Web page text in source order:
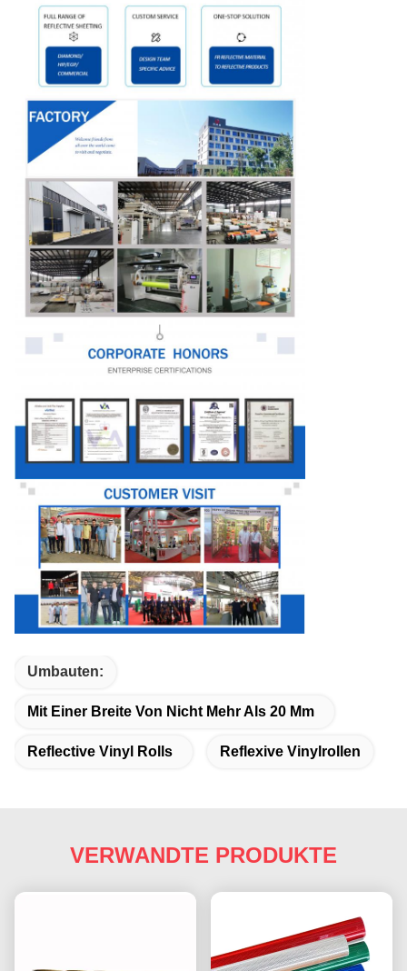
Umbauten:
Mit Einer Breite Von Nicht Mehr Als 20 Mm
Reflective Vinyl Rolls Reflexive Vinylrollen
VERWANDTE PRODUKTE